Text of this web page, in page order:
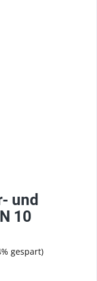
und
10
gespart)